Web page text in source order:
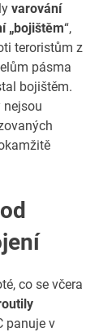
varování
„bojištěm“,
teroristům z
pásma
bojištěm.
nejsou
co se včera
panuje v